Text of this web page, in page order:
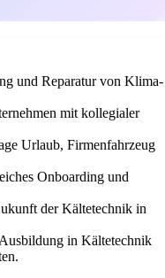
und Reparatur von Klima-
mit kollegialer
Urlaub, Firmenfahrzeug
Onboarding und
der Kältetechnik in
in Kältetechnik